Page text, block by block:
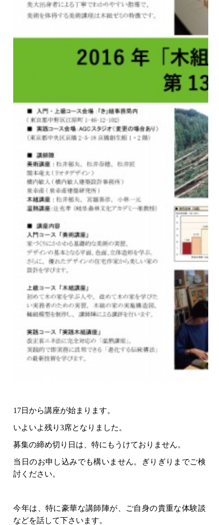
17日から講座が始まります。
いよいよ残り3席となりました。
募集の締め切り日は、特にもうけておりません。
当日のお申し込みでも構いません。ぎりぎりまでご検
討ください。
今年は、特に豪華な講師陣が、ご自身の貴重な体験談
などを話して下さいます。